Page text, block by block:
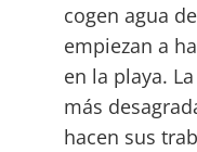
cogen agua
empiezan a
en la playa.
más
hacen sus